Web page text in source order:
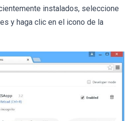
instalados, seleccione
y haga clic en el icono de la